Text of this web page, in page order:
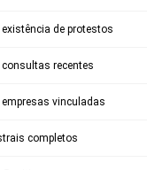
de protestos
recentes
vinculadas
completos